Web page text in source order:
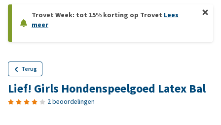
Trovet Week: tot 15% korting op Trovet Lees
meer
Terug
Lief! Girls Hondenspeelgoed Latex Bal
2 beoordelingen